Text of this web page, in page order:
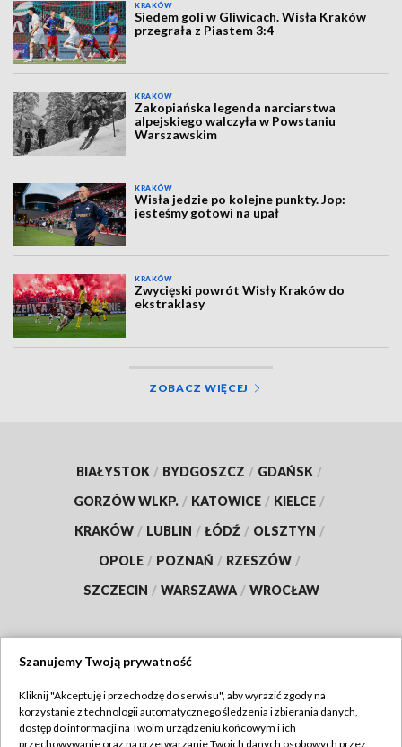
KRAKÓW
Siedem goli w Gliwicach. Wisła Kraków
przegrała z Piastem 3:4
KRAKÓW
Zakopiańska legenda narciarstwa
alpejskiego walczyła w Powstaniu
Warszawskim
KRAKÓW
Wisła jedzie po kolejne punkty. Jop:
jesteśmy gotowi na upał
KRAKÓW
Zwycięski powrót Wisły Kraków do
ekstraklasy
ZOBACZ WIĘCEJ
BIAŁYSTOK / BYDGOSZCZ / GDAŃSK /
GORZÓW WLKP. / KATOWICE / KIELCE /
KRAKÓW / LUBLIN / ŁÓDŹ / OLSZTYN /
OPOLE / POZNAŃ / RZESZÓW /
SZCZECIN / WARSZAWA / WROCŁAW
TVP
Szanujemy Twoją prywatność
Kliknij "Akceptuję i przechodzę do serwisu", aby wyrazić zgody na
korzystanie z technologii automatycznego śledzenia i zbierania danych,
dostęp do informacji na Twoim urządzeniu końcowym i ich
przechowywanie oraz na przetwarzanie Twoich danych osobowych przez